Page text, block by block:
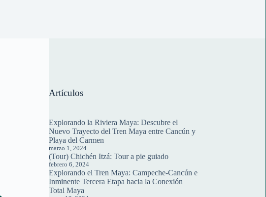
Artículos
Explorando la Riviera Maya: Descubre el
Nuevo Trayecto del Tren Maya entre Cancún y
Playa del Carmen
marzo 1, 2024
(Tour) Chichén Itzá: Tour a pie guiado
febrero 6, 2024
Explorando el Tren Maya: Campeche-Cancún e
Inminente Tercera Etapa hacia la Conexión
Total Maya